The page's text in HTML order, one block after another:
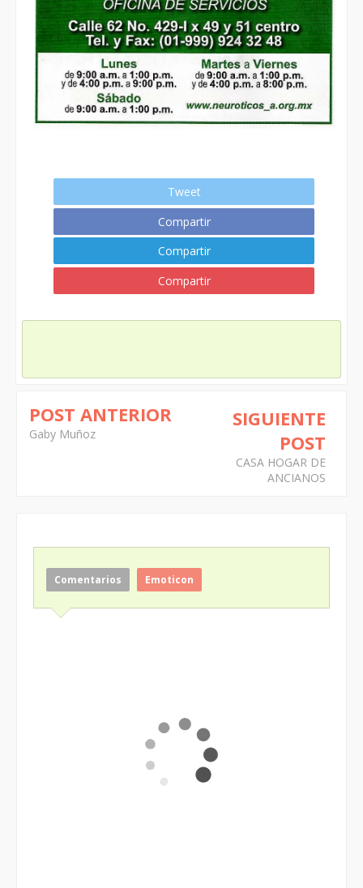
Tweet
Compartir
Compartir
Compartir
POST ANTERIOR
Gaby Muñoz
SIGUIENTE
POST
CASA HOGAR DE
ANCIANOS
Comentarios Emoticon